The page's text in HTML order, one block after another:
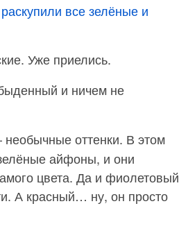
раскупили все зелёные и
Уже приелись.
и ничем не
оттенки. В этом
айфоны, и они
цвета. Да и фиолетовый
А красный… ну, он просто